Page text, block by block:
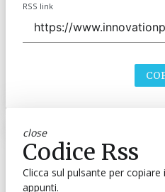
RSS link
close
Codice Rss
Clicca sul pulsante per copiare
appunti.